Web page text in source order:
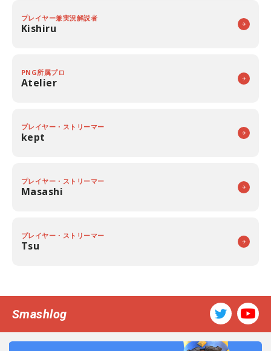
プレイヤー兼実況解説者
Kishiru
PNG所属プロ
Atelier
プレイヤー・ストリーマー
kept
プレイヤー・ストリーマー
Masashi
プレイヤー・ストリーマー
Tsu
Smashlog